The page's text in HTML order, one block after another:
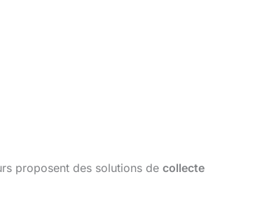
proposent des solutions decollecte